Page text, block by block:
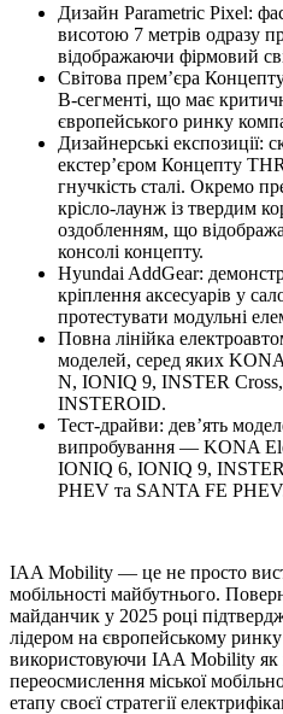
Дизайн Parametric Pixel:
висотою 7 метрів одразу
відображаючи фірмовий
Світова прем’єра
B-сегменті, що має
європейського ринку
Дизайнерські експозиції:
екстер’єром Концепту
гнучкість сталі. Окремо
крісло-лаунж із твердим
оздобленням, що
консолі концепту.
Hyundai AddGear:
кріплення аксесуарів у
протестувати модульні
Повна лінійка
моделей, серед яких
N, IONIQ 9, INSTER
INSTEROID.
Тест-драйви: дев’ять
випробування — KONA
IONIQ 6, IONIQ 9,
PHEV та SANTA FE
IAA Mobility — це не просто
мобільності майбутнього.
майданчик у 2025 році
лідером на європейському ринку
використовуючи IAA Mobility як
переосмислення міської
етапу своєї стратегії